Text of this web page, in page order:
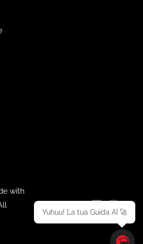
with
Yuhuu! La tua Guida AI 🚀